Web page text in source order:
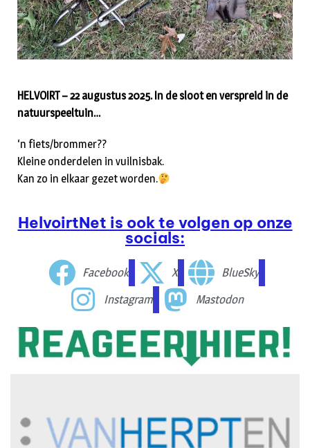
HELVOIRT – 22 augustus 2025. In de sloot en verspreid in de
natuurspeeltuin…
‘n fiets/brommer??
Kleine onderdelen in vuilnisbak.
Kan zo in elkaar gezet worden.
HelvoirtNet is ook te volgen op onze
socials:
Facebook X
BlueSky
Instagram
Mastodon